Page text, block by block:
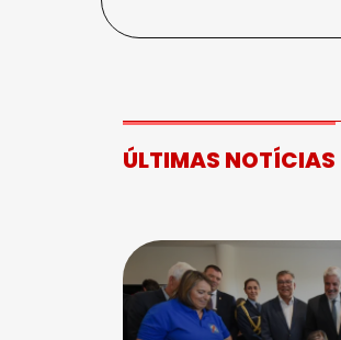
ÚLTIMAS NOTÍCIAS